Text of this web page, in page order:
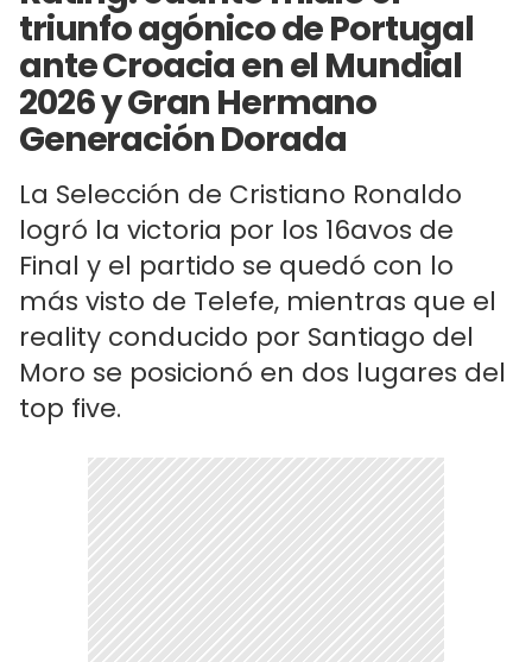
triunfo agónico de Portugal
ante Croacia en el Mundial
2026 y Gran Hermano
Generación Dorada
La Selección de Cristiano Ronaldo
logró la victoria por los 16avos de
Final y el partido se quedó con lo
más visto de Telefe, mientras que el
reality conducido por Santiago del
Moro se posicionó en dos lugares del
top five.